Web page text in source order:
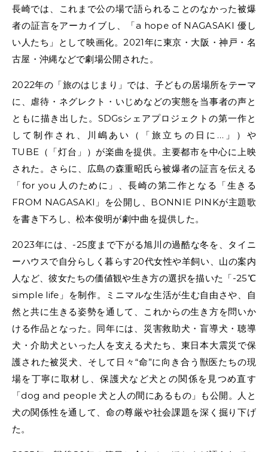
長崎では、これまで公の場で語られることのなかった被爆
者の証言をアーカイブし、「a hope of NAGASAKI 優し
い人たち」として映画化。2021年に東京・大阪・神戸・名
古屋・沖縄などで劇場公開された。
2022年の「旅のはじまり」では、子どもの居場所をテーマ
に、虐待・ネグレクト・いじめなどの実態を当事者の声と
ともに描き出した。SDGsシェアプロジェクトの第一作と
して制作され、川嶋あい（「旅立ちの日に…」）や
TUBE（「灯台」）が楽曲を提供。主要都市を中心に上映
された。さらに、広島の森重昭氏ら被爆者の証言を伝える
「for you 人のために」、長崎の第二作となる「生きる
FROM NAGASAKI」を公開し、BONNIE PINKが主題歌
を書き下ろし、松本俊明が劇中曲を提供した。
2023年には、-25度まで下がる旭川の過酷な冬を、タイニ
ーハウスで自分らしく暮らす20代女性や羊飼い、山の案内
人など、彼女たちの価値観や生き方の選択を描いた「-25℃
simple life」を制作。ミニマルな生活が生む自由さや、自
然と共に生きる姿勢を通して、これからの生き方を問いか
ける作品となった。同年には、災害救助犬・盲導犬・聴導
犬・介助犬といった人を支える犬たち、東日本大震災で保
護された被災犬、そして日々“命”に向き合う獣医たちの現
場を丁寧に取材し、保護犬など犬との関係を見つめ直す
「dog and people 犬と人の間にあるもの」も公開。人と
犬の関係性を通して、命の尊厳や社会課題を深く掘り下げ
た。